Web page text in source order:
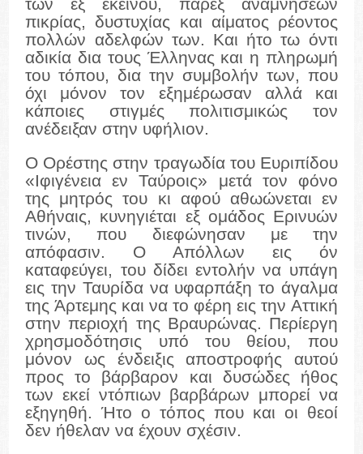
των εξ εκείνου, πάρεξ αναμνήσεων
πικρίας, δυστυχίας και αίματος ρέοντος
πολλών αδελφών των. Και ήτο τω όντι
αδικία δια τους Έλληνας και η πληρωμή
του τόπου, δια την συμβολήν των, που
όχι μόνον τον εξημέρωσαν αλλά και
κάποιες στιγμές πολιτισμικώς τον
ανέδειξαν στην υφήλιον.
Ο Ορέστης στην τραγωδία του Ευριπίδου
«Ιφιγένεια εν Ταύροις» μετά τον φόνο
της μητρός του κι αφού αθωώνεται εν
Αθήναις, κυνηγιέται εξ ομάδος Ερινυών
τινών, που διεφώνησαν με την
απόφασιν. Ο Απόλλων εις όν
καταφεύγει, του δίδει εντολήν να υπάγη
εις την Ταυρίδα να υφαρπάξη το άγαλμα
της Άρτεμης και να το φέρη εις την Αττική
στην περιοχή της Βραυρώνας. Περίεργη
χρησμοδότησις υπό του θείου, που
μόνον ως ένδειξις αποστροφής αυτού
προς το βάρβαρον και δυσώδες ήθος
των εκεί ντόπιων βαρβάρων μπορεί να
εξηγηθή. Ήτο ο τόπος που και οι θεοί
δεν ήθελαν να έχουν σχέσιν.